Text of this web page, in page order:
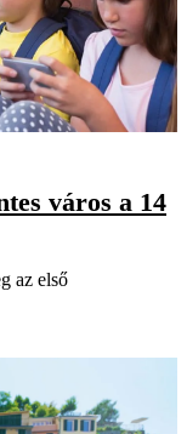
város a 14
az első